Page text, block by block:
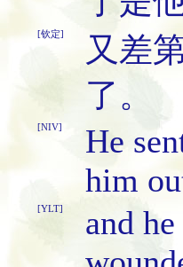
[钦定]
又差
了。
[NIV]
He
him
[YLT]
and